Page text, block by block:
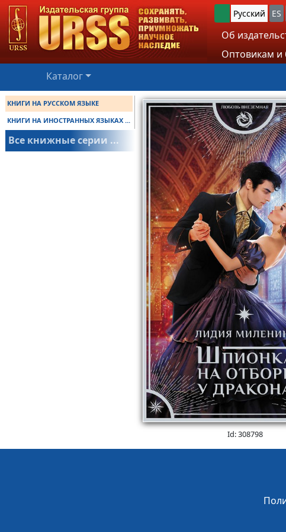
Русский ES
Об
Оптовикам и
Каталог
КНИГИ НА РУССКОМ ЯЗЫКЕ
КНИГИ НА ИНОСТРАННЫХ ЯЗЫКАХ ...
Все книжные серии ...
Id: 308798